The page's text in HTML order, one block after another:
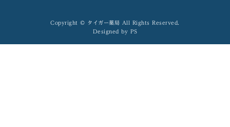
Copyright © タイガー薬局 All Rights Reserved.
Designed by PS